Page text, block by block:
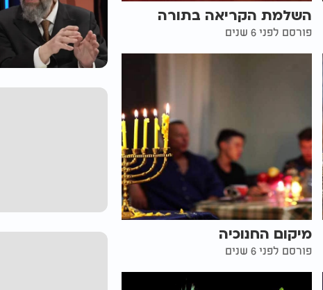
השלמת הקריאה בתורה
פורסם לפני 6 שנים
מיקום החנוכיה
פורסם לפני 6 שנים